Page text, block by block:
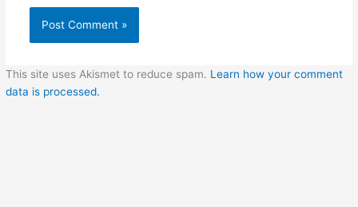
This site uses Akismet to reduce spam. Learn how your comment
data is processed.